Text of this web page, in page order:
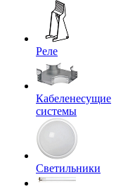
Реле
Кабеленесущие
системы
Светильники